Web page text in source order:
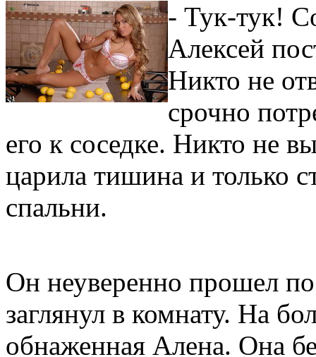
- Тук-тук!
Алексей
Никто не
срочно
его к соседке. Никто не
царила тишина и только
спальни.
Он неуверенно прошел
заглянул в комнату. На
обнаженная Алена. Она